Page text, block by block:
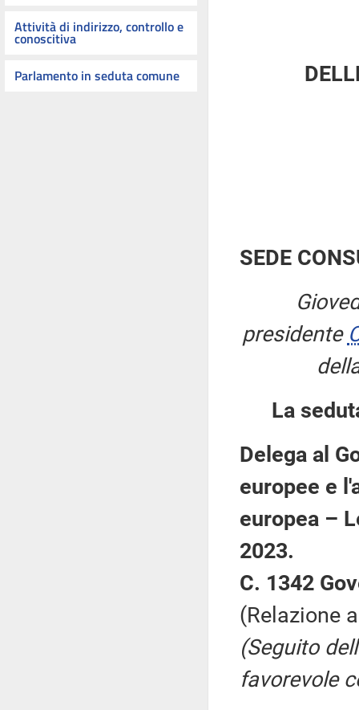
Attività di indirizzo, controllo e
conoscitiva
Parlamento in seduta comune
SEDE
presidente
La
Delega al
europee e
europea –
2023.
C. 1342
(Relazione
(Seguito
favorevole